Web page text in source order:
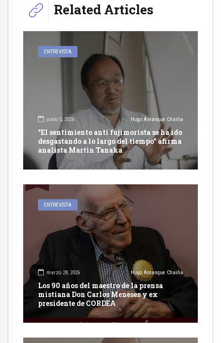
Related Articles
ENTREVISTA
junio 5, 2026 Hugo Amanque Chaiña
“El sentimiento anti fujimorista se ha ido
desgastando a lo largo del tiempo” afirma
analista Martin Tanaka
ENTREVISTA
marzo 28, 2026 Hugo Amanque Chaiña
Los 90 años del maestro de la prensa
mistiana Don Carlos Meneses y ex
presidente de CORDEA